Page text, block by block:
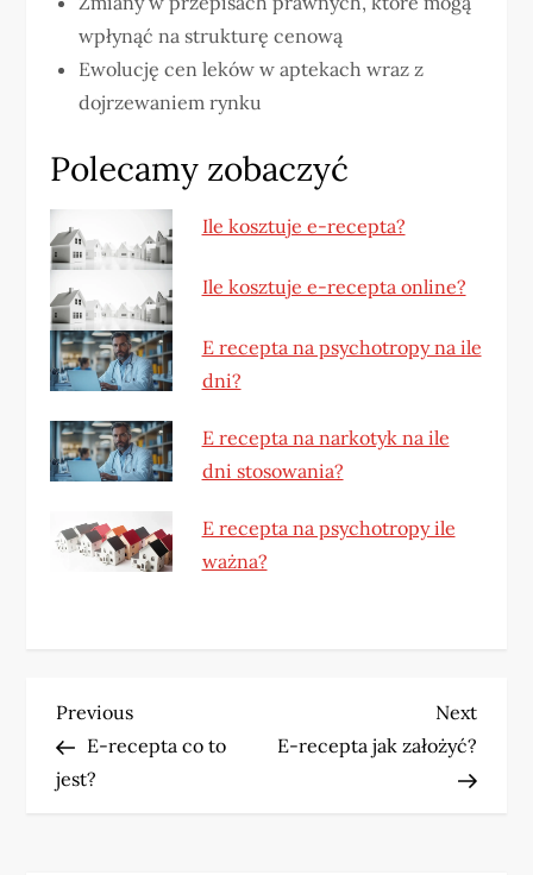
wpłynąć na strukturę cenową
Ewolucję cen leków w aptekach wraz z
dojrzewaniem rynku
Polecamy zobaczyć
Ile kosztuje e-recepta?
Ile kosztuje e-recepta online?
E recepta na psychotropy na ile
dni?
E recepta na narkotyk na ile
dni stosowania?
E recepta na psychotropy ile
ważna?
N
a
Previous
Post
Previous
E-recepta co to
jest?
Next
Post
Next
E-recepta jak założyć?